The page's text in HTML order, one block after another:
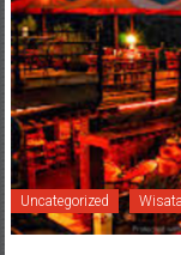
Uncategorized Wisata